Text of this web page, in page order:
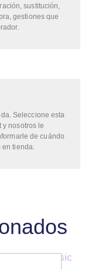
sustitución,
gestiones que
Seleccione esta
y nosotros le
de cuándo
en tienda.